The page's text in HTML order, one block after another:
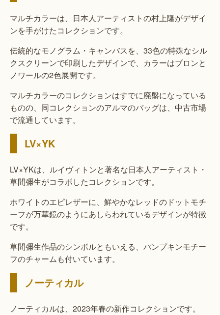
マルチカラーは、日本人アーティストの村上隆がデザイ
ンを手がけたコレクションです。
伝統的なモノグラム・キャンバスを、33色の特殊なシル
クスクリーンで印刷したデザインで、カラーはブロンと
ノワールの2色展開です。
マルチカラーのコレクションはすでに廃盤になっている
ものの、同コレクションのアルマのバッグは、中古市場
で流通しています。
LV×YK
LV×YKは、ルイヴィトンと著名な日本人アーティスト・
草間彌生がコラボしたコレクションです。
ホワイトのエピレザーに、鮮やかなレッドのドットモチ
ーフが万華鏡のようにあしらわれているデザインが特徴
です。
草間彌生作品のシンボルともいえる、パンプキンモチー
フのチャームも付いています。
ノーティカル
ノーティカルは、2023年春の新作コレクションです。